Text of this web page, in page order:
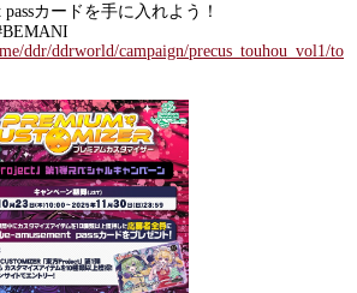
passカードを手に入れよう！
ddr/ddrworld/campaign/precus_touhou_vol1/to